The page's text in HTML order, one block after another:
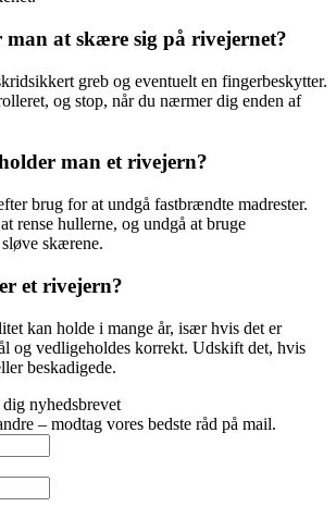
at skære sig på rivejernet?
greb og eventuelt en fingerbeskytter.
og stop, når du nærmer dig enden af
man et rivejern?
brug for at undgå fastbrændte madrester.
rense hullerne, og undgå at bruge
skærene.
et rivejern?
kan holde i mange år, især hvis det er
og vedligeholdes korrekt. Udskift det, hvis
beskadigede.
nyhedsbrevet
– modtag vores bedste råd på mail.